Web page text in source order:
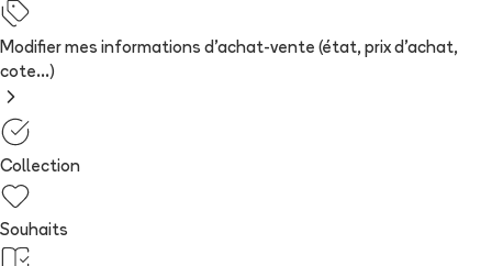
Modifier mes informations d'achat-vente (état, prix d'achat,
cote...)
Collection
Souhaits